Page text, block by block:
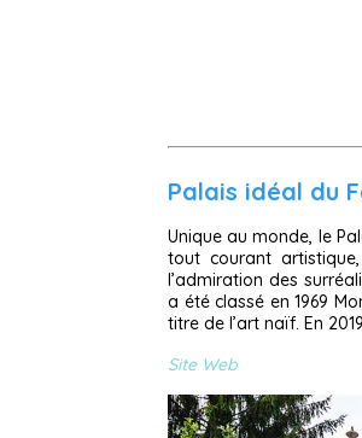
Palais idéal du
Unique au monde, le
tout courant
l’admiration des
a été classé en 1969
titre de l’art naïf. En
Site Web